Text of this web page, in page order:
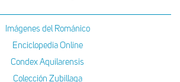
Imágenes del Románico
Enciclopedia Online
Condex Aquilarensis
Colección Zubillaga